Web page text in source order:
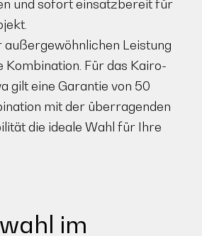
und sofort einsatzbereit für
Leistung
Kombination. Für das Kairo-
gilt eine Garantie von 50
mit der überragenden
die ideale Wahl für Ihre
im